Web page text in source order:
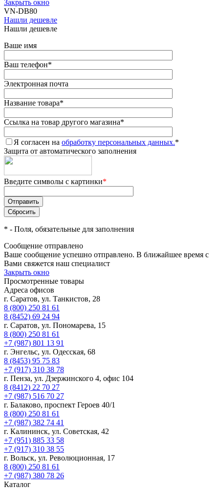
Закрыть окно
VN-DB80
Нашли дешевле
Нашли дешевле
Ваше имя
Ваш телефон*
Электронная почта
Название товара*
Ссылка на товар другого магазина*
Я согласен на обработку персональных данных.*
Защита от автоматического заполнения
Введите символы с картинки*
* - Поля, обязательные для заполнения
Сообщение отправлено
Ваше сообщение успешно отправлено. В ближайшее время с
Вами свяжется наш специалист
Закрыть окно
Просмотренные товары
Адреса офисов
г. Саратов, ул. Танкистов, 28
8 (800) 250 81 61
8 (8452) 69 24 94
г. Саратов, ул. Пономарева, 15
8 (800) 250 81 61
+7 (987) 801 13 91
г. Энгельс, ул. Одесская, 68
8 (8453) 95 75 83
+7 (917) 310 38 78
г. Пенза, ул. Дзержинского 4, офис 104
8 (8412) 22 70 27
+7 (987) 516 70 27
г. Балаково, проспект Героев 40/1
8 (800) 250 81 61
+7 (987) 382 74 41
г. Калининск, ул. Советская, 42
+7 (951) 885 33 58
+7 (917) 310 38 55
г. Вольск, ул. Революционная, 17
8 (800) 250 81 61
+7 (987) 380 78 26
Каталог